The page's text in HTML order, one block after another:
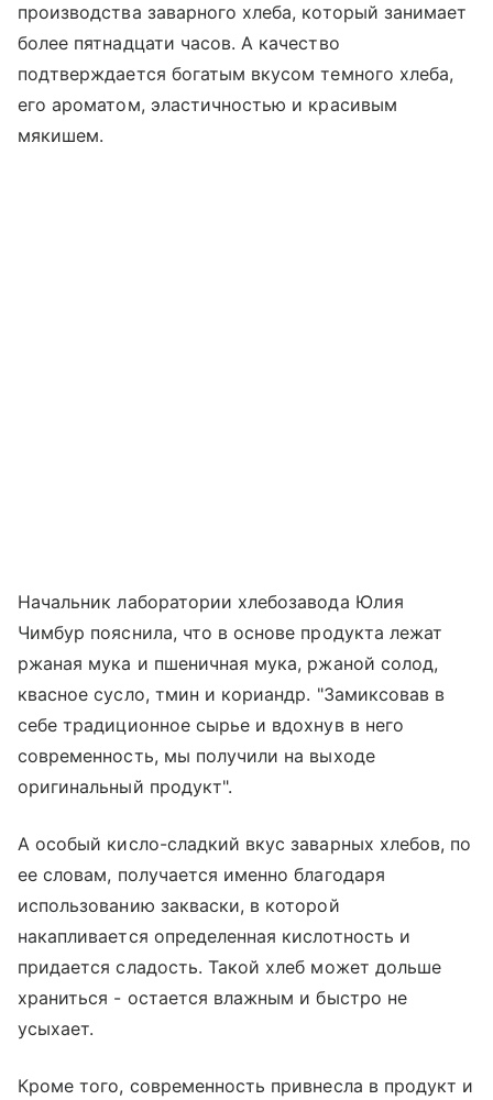
производства заварного хлеба, который занимает
более пятнадцати часов. А качество
подтверждается богатым вкусом темного хлеба,
его ароматом, эластичностью и красивым
мякишем.
Начальник лаборатории хлебозавода Юлия
Чимбур пояснила, что в основе продукта лежат
ржаная мука и пшеничная мука, ржаной солод,
квасное сусло, тмин и кориандр. "Замиксовав в
себе традиционное сырье и вдохнув в него
современность, мы получили на выходе
оригинальный продукт".
А особый кисло-сладкий вкус заварных хлебов, по
ее словам, получается именно благодаря
использованию закваски, в которой
накапливается определенная кислотность и
придается сладость. Такой хлеб может дольше
храниться - остается влажным и быстро не
усыхает.
Кроме того, современность привнесла в продукт и